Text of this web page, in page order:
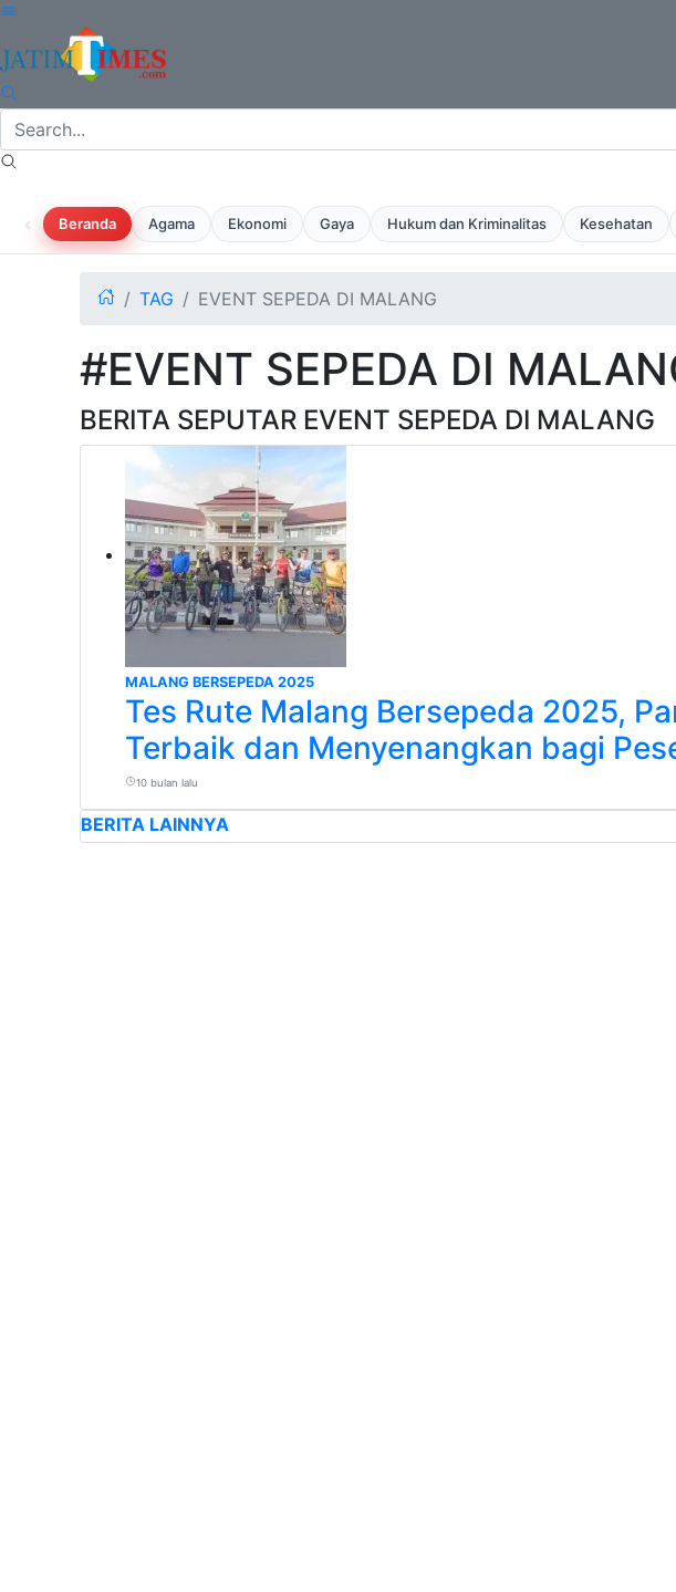
‹ Beranda Agama Ekonomi Gaya Hukum dan Kriminalitas Kesehatan
TAG EVENT SEPEDA DI MALANG
#EVENT SEPEDA DI
BERITA SEPUTAR EVENT SEPEDA DI MALANG
MALANG BERSEPEDA 2025
Tes Rute Malang Bersepeda 2025,
Terbaik dan Menyenangkan bagi
10 bulan lalu
BERITA LAINNYA